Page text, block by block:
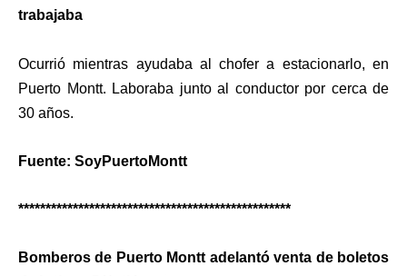
trabajaba
Ocurrió mientras ayudaba al chofer a estacionarlo, en
Puerto Montt. Laboraba junto al conductor por cerca de
30 años.
Fuente: SoyPuertoMontt
**************************************************
Bomberos de Puerto Montt adelantó venta de boletos